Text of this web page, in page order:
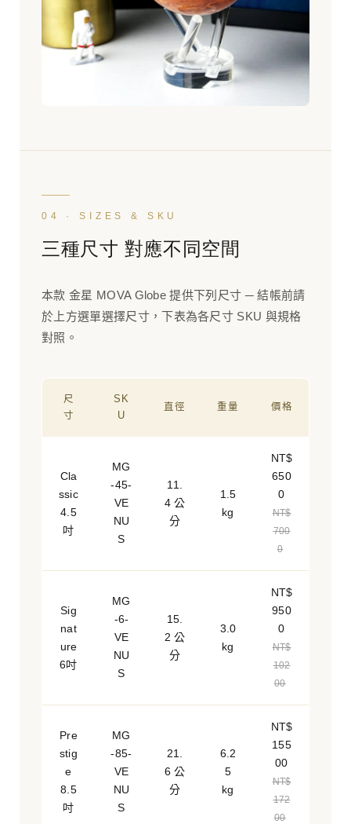
04 · SIZES & SKU
三種尺寸 對應不同空間
本款 金星 MOVA Globe 提供下列尺寸 ─ 結帳前請
於上方選單選擇尺寸，下表為各尺寸 SKU 與規格
對照。
尺
寸
SK
U
直徑 重量 價格
Cla
ssic
4.5
吋
MG
-45-
VE
NU
S
11.
4 公
分
1.5
kg
NT$
650
0
NT$
700
0
Sig
nat
ure
6吋
MG
-6-
VE
NU
S
15.
2 公
分
3.0
kg
NT$
950
0
NT$
102
00
Pre
stig
e
8.5
吋
MG
-85-
VE
NU
S
21.
6 公
分
6.2
5
kg
NT$
155
00
NT$
172
00